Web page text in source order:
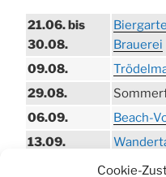
Cookie-
21.06. bis
30.08.
Brauerei
09.08.
29.08.
06.09.
Beach-
13.09.